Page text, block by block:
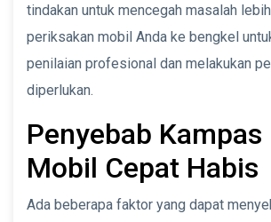
tindakan untuk mencegah masalah
periksakan mobil Anda ke bengkel
penilaian profesional dan melakukan
diperlukan.
Penyebab
Mobil Cepat Habis
Ada beberapa faktor yang dapat